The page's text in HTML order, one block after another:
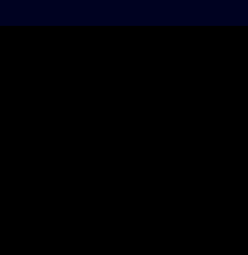
ให้ฟรีซเซอร์เพื่อเสริมสร้างกองกำลังให้แข็
ได้ผ่านการฝึกฝนมาเป็นอย่างดี ฟรีซเซอร์จึ
น้ำแข็งซึ่งมีการตรวจพบพลังดราก้อนบอล “
ดราก้อนบอลที่ถูกขโมยไปกลับคืนมา และไ
ที่น่าเกรงขามอย่างโบรลี่ การต่อสู้สุดโหดเ